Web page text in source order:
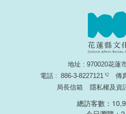
地址 : 970020花蓮
電話 : 886-3-8227121 傳
局長信箱
隱私權及資
總訪客數：